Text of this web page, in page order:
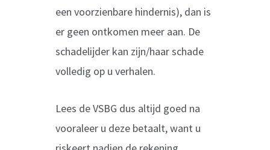
een voorzienbare hindernis), dan is
er geen ontkomen meer aan. De
schadelijder kan zijn/haar schade
volledig op u verhalen.
Lees de VSBG dus altijd goed na
vooraleer u deze betaalt, want u